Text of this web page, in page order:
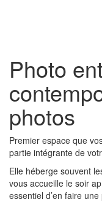
Photo
photos
Premier espace que
partie intégrante de
Elle héberge souvent
vous accueille le soir
essentiel d’en faire